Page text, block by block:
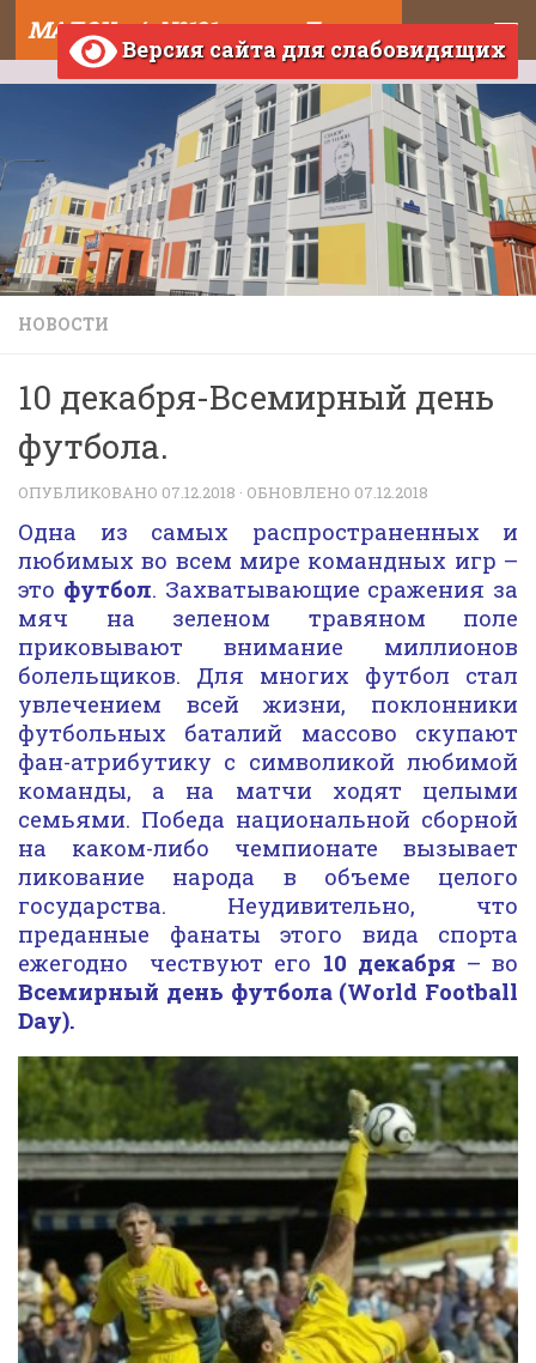
Skip to content МАДОУ д/с №121 города Тюмени
Версия сайта для слабовидящих
НОВОСТИ
10 декабря-Всемирный день
футбола.
ОПУБЛИКОВАНО 07.12.2018 · ОБНОВЛЕНО 07.12.2018
Одна из самых распространенных и
любимых во всем мире командных игр –
это футбол. Захватывающие сражения за
мяч на зеленом травяном поле
приковывают внимание миллионов
болельщиков. Для многих футбол стал
увлечением всей жизни, поклонники
футбольных баталий массово скупают
фан-атрибутику с символикой любимой
команды, а на матчи ходят целыми
семьями. Победа национальной сборной
на каком-либо чемпионате вызывает
ликование народа в объеме целого
государства. Неудивительно, что
преданные фанаты этого вида спорта
ежегодно чествуют его 10 декабря – во
Всемирный день футбола (World Football
Day).